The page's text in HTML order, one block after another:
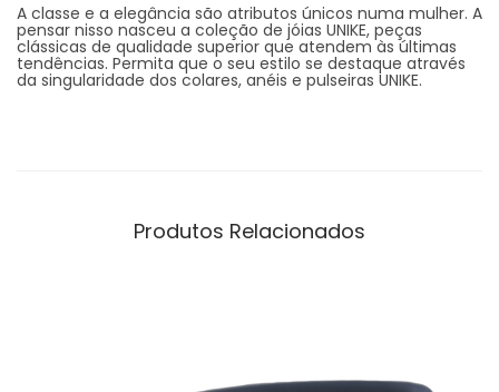
A classe e a elegância são atributos únicos numa mulher. A
pensar nisso nasceu a coleção de jóias UNIKE, peças
clássicas de qualidade superior que atendem às últimas
tendências. Permita que o seu estilo se destaque através
da singularidade dos colares, anéis e pulseiras UNIKE.
Produtos Relacionados